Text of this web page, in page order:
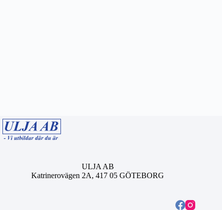
ULJA AB
Katrinerovägen 2A, 417 05 GÖTEBORG